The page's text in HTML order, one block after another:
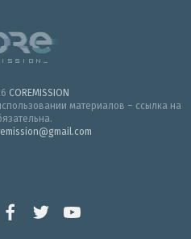
COREMISSION
материалов – ссылка на